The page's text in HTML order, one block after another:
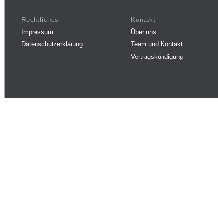
Rechtliches
Impressum
Datenschutzerklärung
Kontakt
Über uns
Team und Kontakt
Vertragskündigung